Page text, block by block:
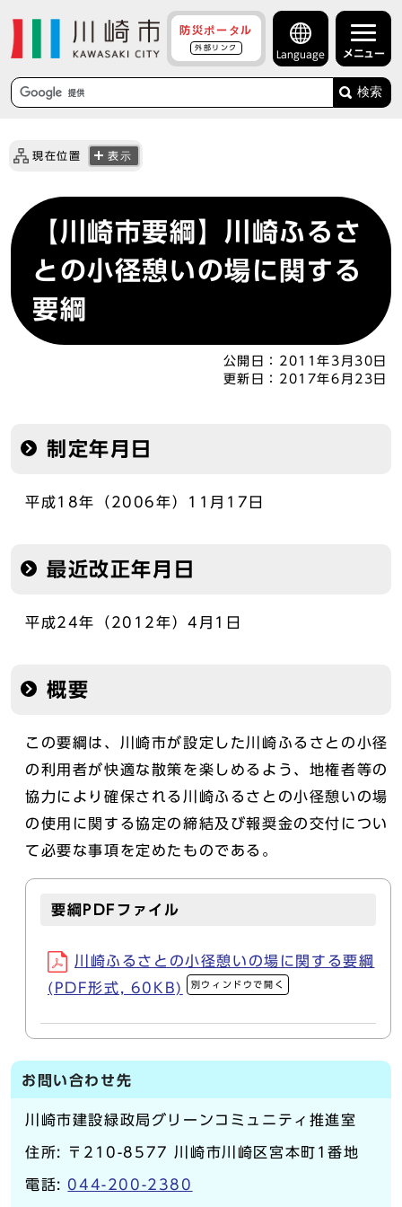
防災ポータル
外部リンク
Language メニュー
検索
現在位置 表示
【川崎市要綱】川崎ふるさ
との小径憩いの場に関する
要綱
公開日： 2011年3月30日
更新日： 2017年6月23日
制定年月日
平成18年（2006年）11月17日
最近改正年月日
平成24年（2012年）4月1日
概要
この要綱は、川崎市が設定した川崎ふるさとの小径
の利用者が快適な散策を楽しめるよう、地権者等の
協力により確保される川崎ふるさとの小径憩いの場
の使用に関する協定の締結及び報奨金の交付につい
て必要な事項を定めたものである。
要綱PDFファイル
川崎ふるさとの小径憩いの場に関する要綱
(PDF形式, 60KB)
別ウィンドウで開く
お問い合わせ先
川崎市建設緑政局グリーンコミュニティ推進室
住所: 〒210-8577 川崎市川崎区宮本町1番地
電話: 044-200-2380